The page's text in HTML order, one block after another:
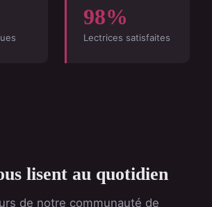
98%
Lectrices satisfaites
lisent au quotidien
de notre communauté de